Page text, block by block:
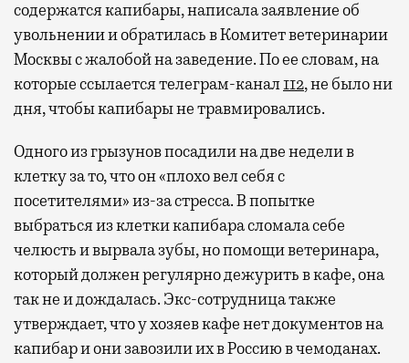
Современный путешественник часто берет
с собой не только чемодан, но и ноутбук.
А ожидание рейса все чаще превращается
не в потерянное время, а в возможность
спокойно закончить дела или спланировать
активности в путешествии, например
забронировать нужные билеты и рестораны.
Бизнес-зал становится местом, где можно
провести переговоры, поработать или просто
содержатся капибары, написала заявление об
увольнении и обратилась в Комитет ветеринарии
Москвы с жалобой на заведение. По ее словам, на
которые ссылается телеграм-канал112, не было ни
дня, чтобы капибары не травмировались.
Одного из грызунов посадили на две недели в
клетку за то, что он «плохо вел себя с
посетителями» из-за стресса. В попытке
выбраться из клетки капибара сломала себе
челюсть и вырвала зубы, но помощи ветеринара,
который должен регулярно дежурить в кафе, она
так не и дождалась. Экс-сотрудница также
утверждает, что у хозяев кафе нет документов на
капибар и они завозили их в Россию в чемоданах.